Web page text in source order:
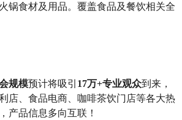
锅食材及用品。覆盖食品及餐饮相关全
规模预计将吸引 17万+专业观众到来，
店、食品电商、咖啡茶饮门店等各大热
产品信息多向互联！